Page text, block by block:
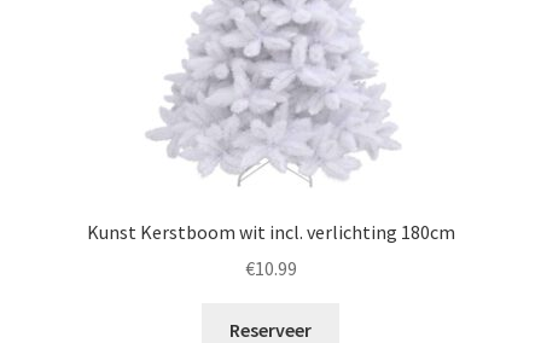
Kunst Kerstboom wit incl. verlichting 180cm
€10.99
Reserveer